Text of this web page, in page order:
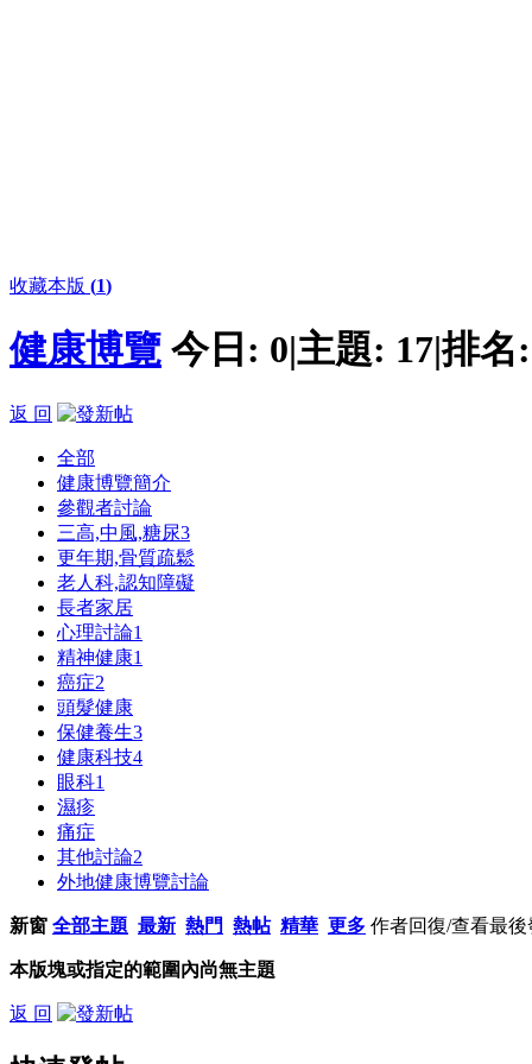
收藏本版 (1)
健康博覽 今日: 0|主題: 17|排
返 回
全部
健康博覽簡介
參觀者討論
三高,中風,糖尿3
更年期,骨質疏鬆
老人科,認知障礙
長者家居
心理討論1
精神健康1
癌症2
頭髮健康
保健養生3
健康科技4
眼科1
濕疹
痛症
其他討論2
外地健康博覽討論
新窗 全部主題 最新 熱門 熱帖 精華 更多 作者回復/查看最後
本版塊或指定的範圍內尚無主題
返 回